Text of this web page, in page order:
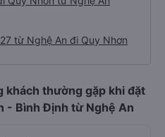
từ Nghệ An đi Quy Nhơn
khách thường gặp khi đặt
- Bình Định từ Nghệ An